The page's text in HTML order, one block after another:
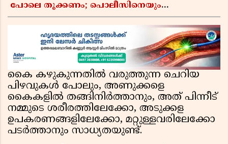
പോലെ തൂക്കണം; പൊലീസിനെയും
ജയരാജൻ
കൈ കഴുകുന്നതിൽ വരുത്തുന്ന ചെറിയ
പിഴവുകൾ പോലും, അണുക്കളെ
കൈകളിൽ തങ്ങിനിർത്താനും, അത് പിന്നീട്
നമ്മുടെ ശരീരത്തിലേക്കോ, അടുക്കള
ഉപകരണങ്ങളിലേക്കോ, മറ്റുള്ളവരിലേക്കോ
പടർത്താനും സാധ്യതയുണ്ട്.